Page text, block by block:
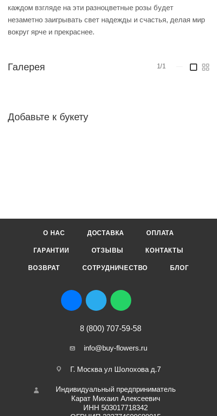
каждом взгляде на эти разноцветные розы будет
незаметно заигрывать свет надежды и счастья, делая мир
вокруг ярче и прекраснее.
Галерея 1/1
Добавьте к букету
О НАС ДОСТАВКА ОПЛАТА
ГАРАНТИИ ОТЗЫВЫ КОНТАКТЫ
ВОЗВРАТ СОТРУДНИЧЕСТВО БЛОГ
8 (800) 707-59-58
info@buy-flowers.ru
Г. Москва ул Шолохова д.7
Индивидуальный предприниматель
Карат Михаил Алексеевич
ИНН 503017718342